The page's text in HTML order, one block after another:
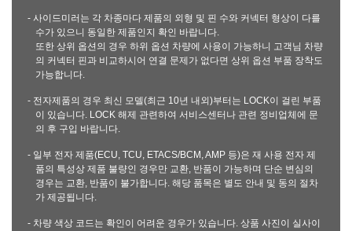
- 사이드미러는 각 차종마다 제품의 외형 및 핀 수와 커넥터 형상이 다를
수가 있으니 동일한 제품인지 확인 바랍니다.
또한 상위 옵션의 경우 하위 옵션 차량에 사용이 가능하니 고객님 차량
의 커넥터 핀과 비교하시어 연결 문제가 없다면 상위 옵션 부품 장착도
가능합니다.
- 전자제품의 경우 최신 모델(최근 10년 내외)부터는 LOCK이 걸린 부품
이 있습니다. LOCK 해제 관련하여 서비스센터나 관련 정비업체에 문
의 후 구입 바랍니다.
- 일부 전자 제품(ECU, TCU, ETACS/BCM, AMP 등)은 재 사용 전자 제
품의 특성상 제품 불량인 경우만 교환, 반품이 가능하며 단순 변심의
경우는 교환, 반품이 불가합니다. 해당 품목은 별도 안내 및 동의 절차
가 제공됩니다.
- 차량 색상 코드는 확인이 어려운 경우가 있습니다. 상품 사진이 실사이